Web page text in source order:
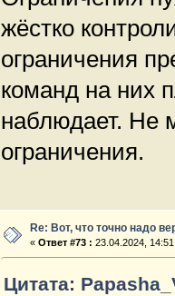
жёстко
ограничения
команд на них
наблюдает. Не
ограничения.
Re: Вот, что точно надо
«Ответ #73 : 23.04.2024,
Цитата: